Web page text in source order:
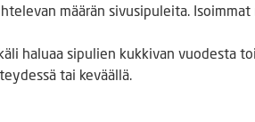
määrän sivusipuleita.
haluaa sipulien kukkivan vuodesta
tai keväällä.